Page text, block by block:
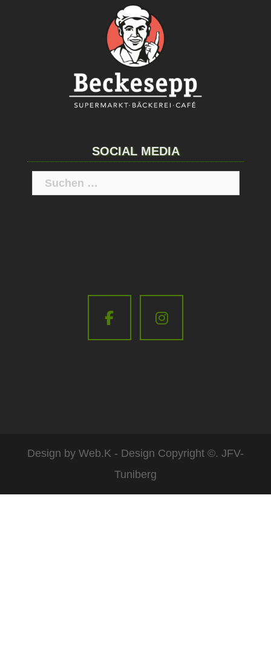
SOCIAL MEDIA
Suchen
nach:
Design by Web.K - Design Copyright ©. JFV-
Tuniberg